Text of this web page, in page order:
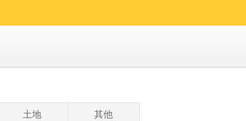
土地 其他